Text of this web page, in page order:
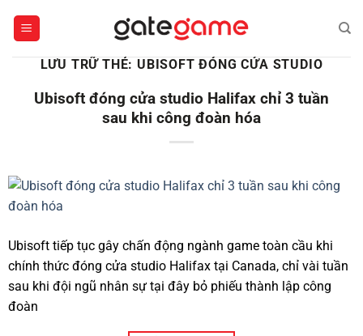
LƯU TRỮ THẺ: UBISOFT ĐÓNG CỬA STUDIO
Ubisoft đóng cửa studio Halifax chỉ 3 tuần
sau khi công đoàn hóa
Ubisoft tiếp tục gây chấn động ngành game toàn cầu khi
chính thức đóng cửa studio Halifax tại Canada, chỉ vài tuần
sau khi đội ngũ nhân sự tại đây bỏ phiếu thành lập công
đoàn